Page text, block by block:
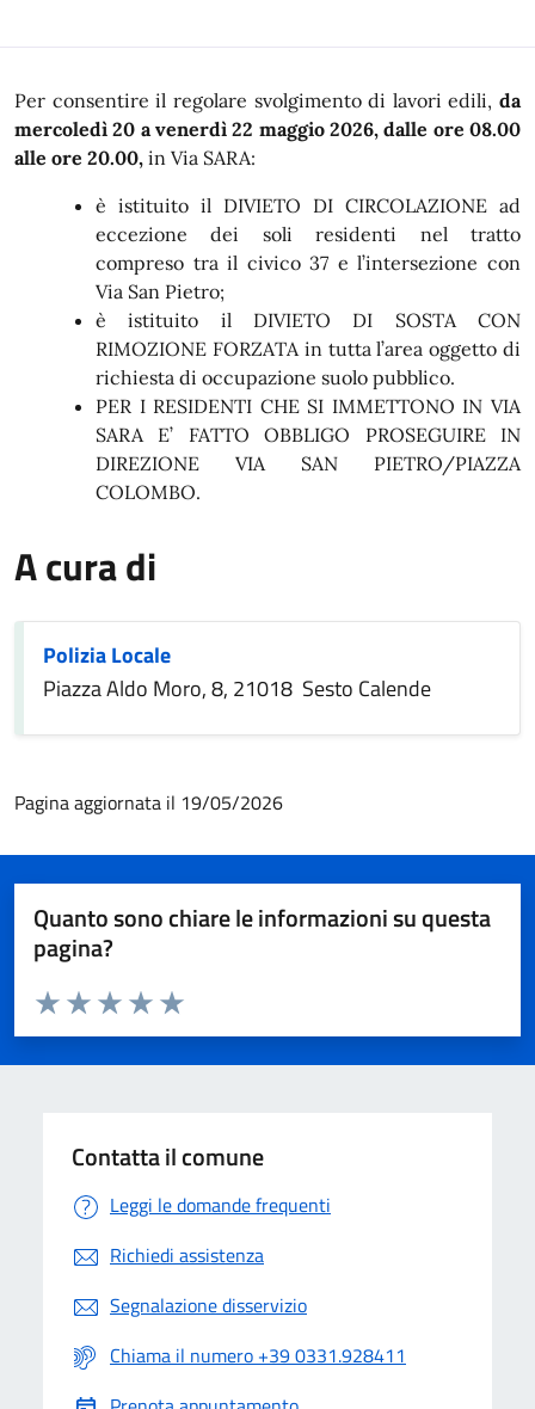
In dettaglio
Per consentire il regolare svolgimento di lavori edili, da
mercoledì 20 a venerdì 22 maggio 2026, dalle ore 08.00
alle ore 20.00, in Via SARA:
è istituito il DIVIETO DI CIRCOLAZIONE ad
eccezione dei soli residenti nel tratto
compreso tra il civico 37 e l’intersezione con
Via San Pietro;
è istituito il DIVIETO DI SOSTA CON
RIMOZIONE FORZATA in tutta l’area oggetto di
richiesta di occupazione suolo pubblico.
PER I RESIDENTI CHE SI IMMETTONO IN VIA
SARA E’ FATTO OBBLIGO PROSEGUIRE IN
DIREZIONE VIA SAN PIETRO/PIAZZA
COLOMBO.
A cura di
Polizia Locale
Piazza Aldo Moro, 8, 21018 Sesto Calende
Pagina aggiornata il 19/05/2026
Quanto sono chiare le informazioni su questa
pagina?
Valuta da 1 a 5 stelle la pagina
Valuta 5 stelle su 5
Valuta 4 stelle su 5
Valuta 3 stelle su 5
Valuta 2 stelle su 5
Valuta 1 stelle su 5
Contatta il comune
Leggi le domande frequenti
Richiedi assistenza
Segnalazione disservizio
Chiama il numero +39 0331.928411